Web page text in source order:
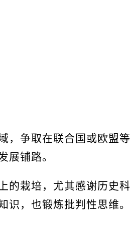
，争取在联合国或欧盟
展铺路。
的栽培，尤其感谢历史
识，也锻炼批判性思维。